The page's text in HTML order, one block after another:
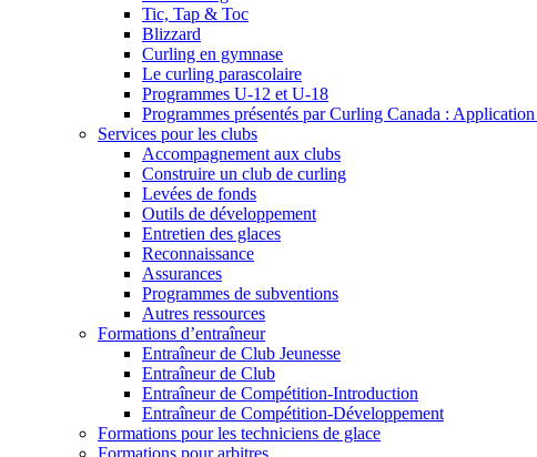
Tic, Tap & Toc
Blizzard
Curling en gymnase
Le curling parascolaire
Programmes U-12 et U-18
Programmes présentés par Curling Canada :
Services pour les clubs
Accompagnement aux clubs
Construire un club de curling
Levées de fonds
Outils de développement
Entretien des glaces
Reconnaissance
Assurances
Programmes de subventions
Autres ressources
Formations d’entraîneur
Entraîneur de Club Jeunesse
Entraîneur de Club
Entraîneur de Compétition-Introduction
Entraîneur de Compétition-Développement
Formations pour les techniciens de glace
Formations pour arbitres